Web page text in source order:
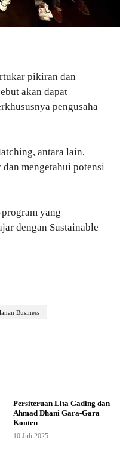
pikiran dan
akan dapat
pengusaha
antara lain,
mengetahui potensi
yang
dengan Sustainable
Business
Persiteruan Lita Gading dan
Ahmad Dhani Gara-Gara
Konten
10 Juli 2025